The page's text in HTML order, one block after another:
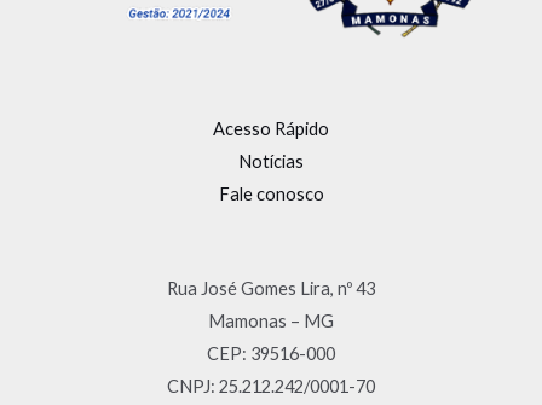
Acesso Rápido
Notícias
Fale conosco
Rua José Gomes Lira, nº 43
Mamonas – MG
CEP: 39516-000
CNPJ: 25.212.242/0001-70